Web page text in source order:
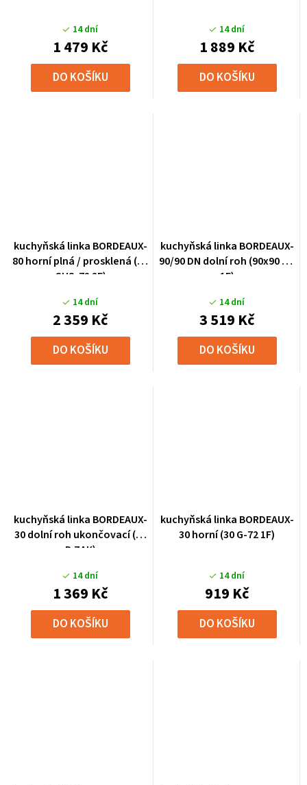
14 dní
1 479 Kč
DO KOŠÍKU
14 dní
1 889 Kč
DO KOŠÍKU
kuchyňská linka BORDEAUX-
80 horní plná / prosklená (80
GUS-72 2F)
14 dní
2 359 Kč
DO KOŠÍKU
kuchyňská linka BORDEAUX-
90/90 DN dolní roh (90x90 DN
1F)
14 dní
3 519 Kč
DO KOŠÍKU
kuchyňská linka BORDEAUX-
30 dolní roh ukončovací (30
D ZAK)
14 dní
1 369 Kč
DO KOŠÍKU
kuchyňská linka BORDEAUX-
30 horní (30 G-72 1F)
14 dní
919 Kč
DO KOŠÍKU